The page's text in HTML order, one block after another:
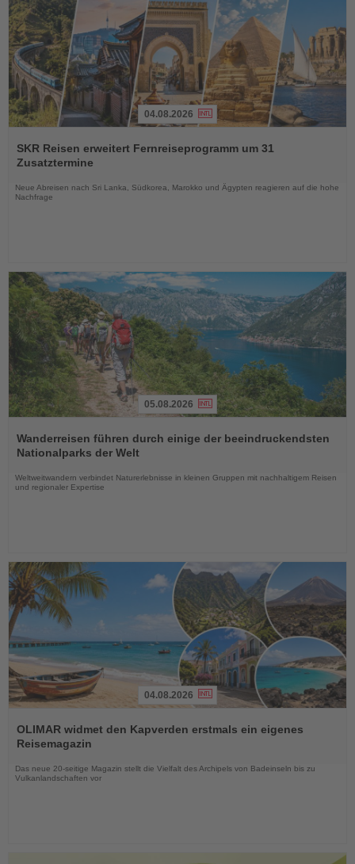
Sie
die
04.08.2026
SKR Reisen erweitert Fernreiseprogramm um 31
Zusatztermine
Neue Abreisen nach Sri Lanka, Südkorea, Marokko und Ägypten reagieren auf die hohe
Nachfrage
Sie
die
Nachrichten
05.08.2026
Wanderreisen führen durch einige der beeindruckendsten
Nationalparks der Welt
Weltweitwandern verbindet Naturerlebnisse in kleinen Gruppen mit nachhaltigem Reisen
und regionaler Expertise
Sie
die
Nachrichten
04.08.2026
OLIMAR widmet den Kapverden erstmals ein eigenes
Reisemagazin
Das neue 20-seitige Magazin stellt die Vielfalt des Archipels von Badeinseln bis zu
Vulkanlandschaften vor